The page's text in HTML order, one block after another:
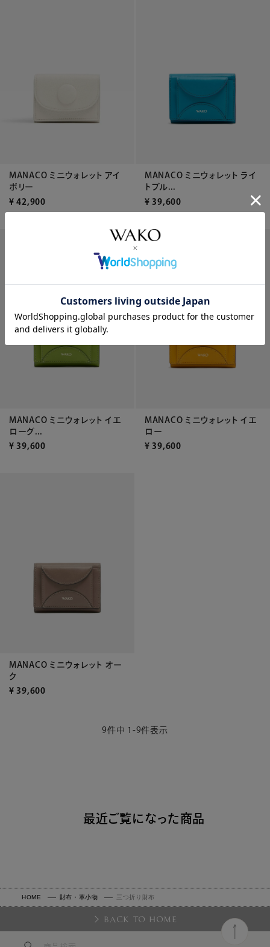
MANACO ミニウォレット アイ
ボリー
¥ 42,900
MANACO ミニウォレット ライ
トブル...
¥ 39,600
MANACO ミニウォレット イエ
ローグ...
¥ 39,600
MANACO ミニウォレット イエ
ロー
¥ 39,600
MANACO ミニウォレット オー
ク
¥ 39,600
9件中 1 -9件表示
最近ご覧になった商品
HOME 財布・革小物 三つ折り財布
BACK TO HOME